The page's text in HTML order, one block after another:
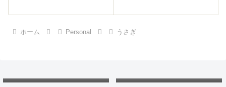
ホーム Personal うさぎ
理と税務調整は？
ンで地理と読み方の勉強